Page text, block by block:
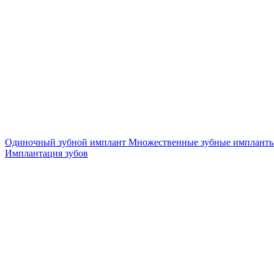
Одиночный зубной имплант Множественные зубные
Имплантация зубов